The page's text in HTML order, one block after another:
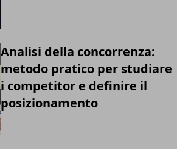
Analisi della concorrenza:
metodo pratico per studiare
i competitor e definire il
posizionamento